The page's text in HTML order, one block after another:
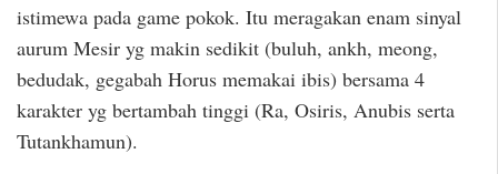
istimewa pada game pokok. Itu meragakan enam sinyal
aurum Mesir yg makin sedikit (buluh, ankh, meong,
bedudak, gegabah Horus memakai ibis) bersama 4
karakter yg bertambah tinggi (Ra, Osiris, Anubis serta
Tutankhamun).